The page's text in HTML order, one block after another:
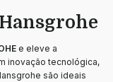
e eleve a
inovação tecnológica,
são ideais